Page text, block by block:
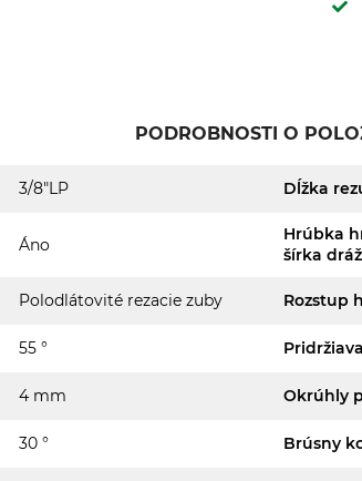
PODROBNOSTI O
3/8"LP Dĺžka
Áno
Hrúbka
šírka
Polodlátovité rezacie zuby Rozstup
55 °
4 mm Okrúhly
30 ° Brúsny